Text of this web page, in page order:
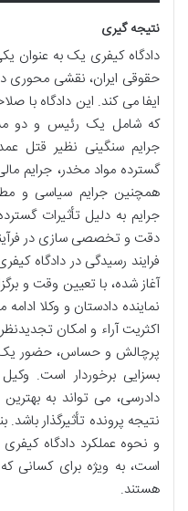
نتیجه گیری
دادگاه کیفری یک به عنوان
حقوقی ایران، نقشی محوری
ایفا می کند. این دادگاه
که شامل یک رئیس و دو
جرایم سنگینی نظیر قتل
گسترده مواد مخدر، جرایم
همچنین جرایم سیاسی و
جرایم به دلیل تأثیرات
دقت و تخصصی سازی در
فرایند رسیدگی در دادگاه
آغاز شده، با تعیین وقت و
نماینده دادستان و وکلا
اکثریت آراء و امکان
پرچالش و حساس، حضور
بسزایی برخوردار است.
دادرسی، می تواند به
نتیجه پرونده تأثیرگذار
و نحوه عملکرد دادگاه
است، به ویژه برای کسانی
هستند.